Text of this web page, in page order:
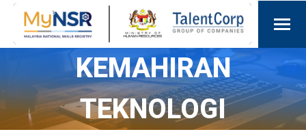
KEMAHIRAN
TEKNOLOGI